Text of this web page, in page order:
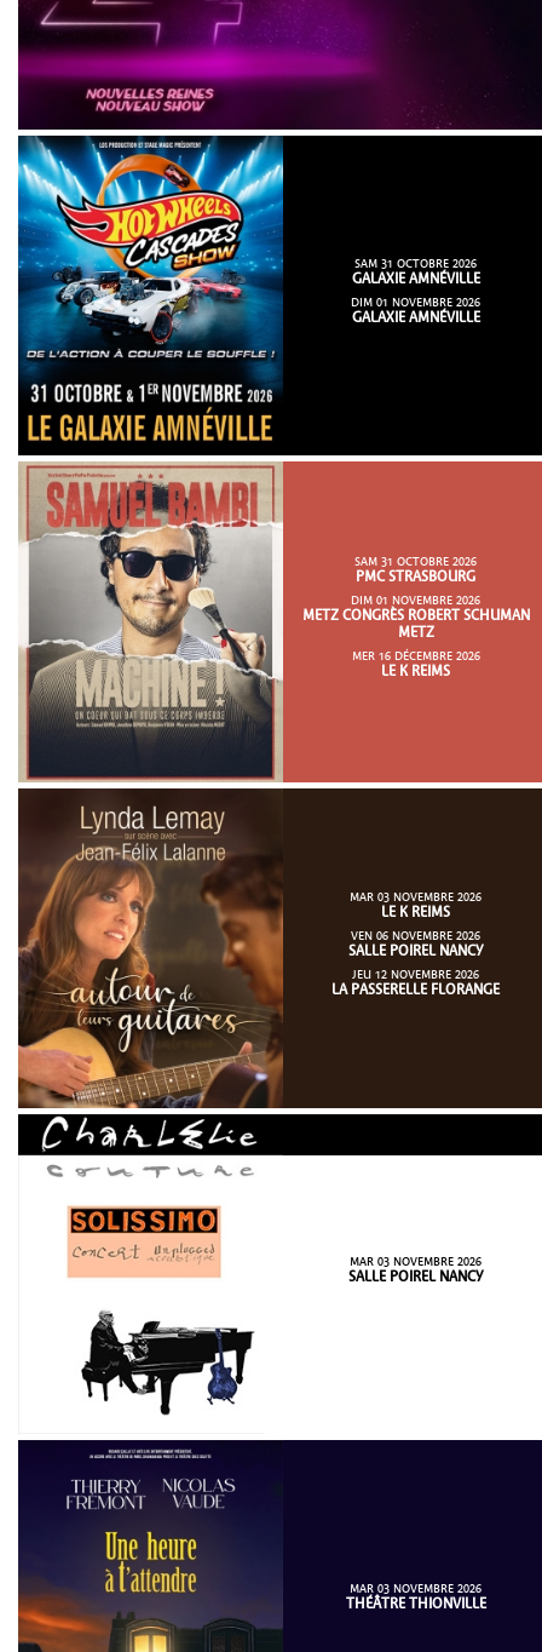
SAM 31 OCTOBRE 2026
GALAXIE AMNÉVILLE
DIM 01 NOVEMBRE 2026
GALAXIE AMNÉVILLE
SAM 31 OCTOBRE 2026
PMC STRASBOURG
DIM 01 NOVEMBRE 2026
METZ CONGRÈS ROBERT SCHUMAN
METZ
MER 16 DÉCEMBRE 2026
LE K REIMS
MAR 03 NOVEMBRE 2026
LE K REIMS
VEN 06 NOVEMBRE 2026
SALLE POIREL NANCY
JEU 12 NOVEMBRE 2026
LA PASSERELLE FLORANGE
MAR 03 NOVEMBRE 2026
SALLE POIREL NANCY
MAR 03 NOVEMBRE 2026
THÉÂTRE THIONVILLE